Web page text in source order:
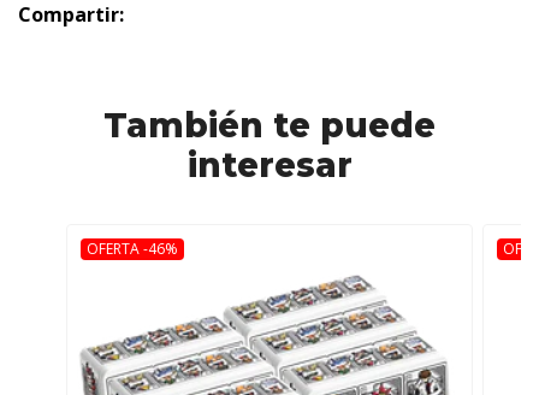
Compartir:
También te puede
interesar
OFERTA -46%